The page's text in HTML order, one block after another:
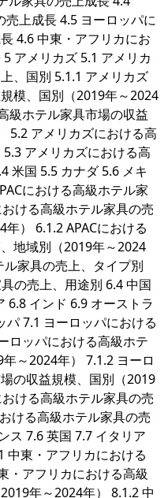
売上成長 4.5 ヨーロッパに
4.6 中東・アフリカにお
アメリカズ 5.1 アメリカ
、国別 5.1.1 アメリカズ
模、国別（2019年～2024
級ホテル家具市場の収益
5.2 アメリカズにおける高
アメリカズにおける高
米国 5.5 カナダ 5.6 メキ
における高級ホテル家
ける高級ホテル家具の売
） 6.1.2 APACにおける
地域別（2019年～2024
ル家具の売上、タイプ別
の売上、用途別 6.4 中国
6.8 インド 6.9 オーストラ
パ 7.1 ヨーロッパにおける
ロッパにおける高級ホテ
～2024年） 7.1.2 ヨーロ
の収益規模、国別（2019
ける高級ホテル家具の売
ける高級ホテル家具の売
ス 7.6 英国 7.7 イタリア
中東・アフリカにおける
・アフリカにおける高級
年～2024年） 8.1.2 中